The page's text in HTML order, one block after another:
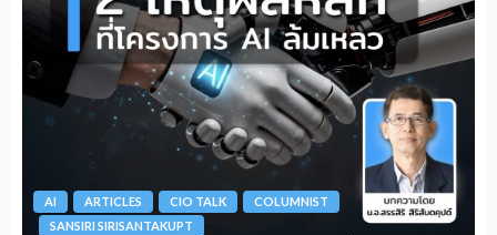
AI ARTICLES CIO TALK
COLUMNIST
SANSIRI SIRISANTAKUPT